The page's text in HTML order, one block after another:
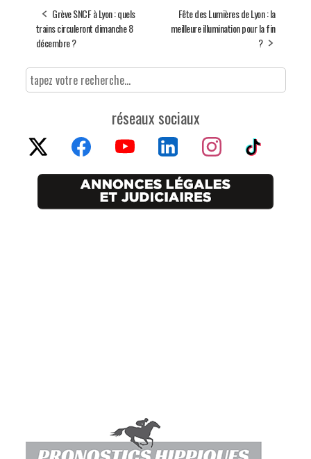
Grève SNCF à Lyon : quels
trains circuleront dimanche 8
décembre ?
Fête des Lumières de Lyon : la
meilleure illumination pour la fin
?
réseaux sociaux